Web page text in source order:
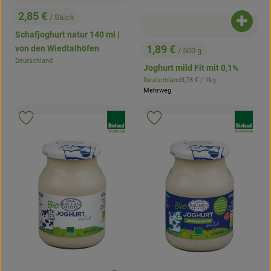
, Preis:
2,85 € / Stück
Schafjoghurt natur 140 ml |
von den Wiedtalhöfen
, Herkunft:
Deutschland , Preis:
1,89 € / 500 g
Joghurt mild Fit mit 0,1%
, Herkunft:
Deutschland, Referenzpreis:
3,78 € / 1kg
Mehrweg
, Kontrollstelle:
DE-ÖKO-006 , Kontrollstelle:
DE-ÖKO-006